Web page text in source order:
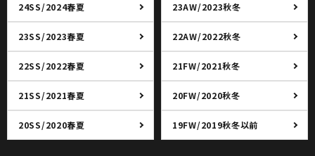
24SS/2024春夏 23AW/2023秋冬
23SS/2023春夏 22AW/2022秋冬
22SS/2022春夏 21FW/2021秋冬
21SS/2021春夏 20FW/2020秋冬
20SS/2020春夏 19FW/2019秋冬以前